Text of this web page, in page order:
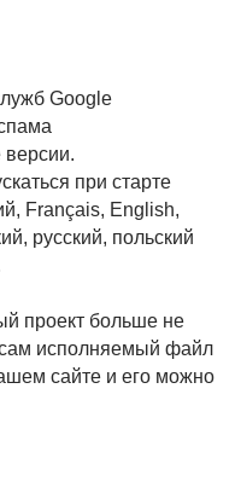
Google
при старте
Français, English,
русский, польский
проект больше не
исполняемый файл
сайте и его можно